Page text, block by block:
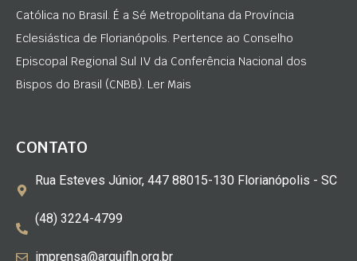
Católica no Brasil. É a Sé Metropolitana da Província
Eclesiástica de Florianópolis. Pertence ao Conselho
Episcopal Regional Sul IV da Conferência Nacional dos
Bispos do Brasil (CNBB). Ler Mais
CONTATO
Rua Esteves Júnior, 447 88015-130 Florianópolis - SC
(48) 3224-4799
imprensa@arquifln.org.br